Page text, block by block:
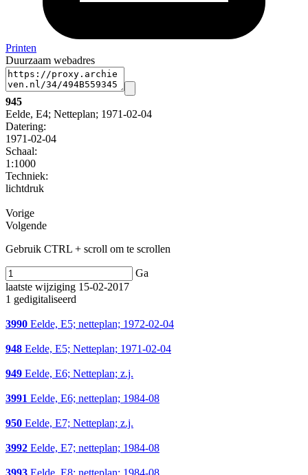
Printen
Duurzaam webadres
945
Eelde, E4; Netteplan; 1971-02-04
Datering:
1971-02-04
Schaal:
1:1000
Techniek:
lichtdruk
Vorige
Volgende
Gebruik CTRL + scroll om te scrollen
Ga
laatste wijziging 15-02-2017
1 gedigitaliseerd
3990 Eelde, E5; netteplan; 1972-02-04
948 Eelde, E5; Netteplan; 1971-02-04
949 Eelde, E6; Netteplan; z.j.
3991 Eelde, E6; netteplan; 1984-08
950 Eelde, E7; Netteplan; z.j.
3992 Eelde, E7; netteplan; 1984-08